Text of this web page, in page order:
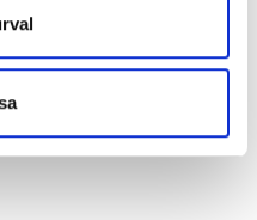
med annan
eller som de har
tjänster.